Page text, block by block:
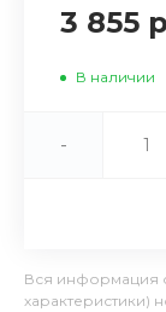
3 855
В наличии
-
Вся информация
характеристики)